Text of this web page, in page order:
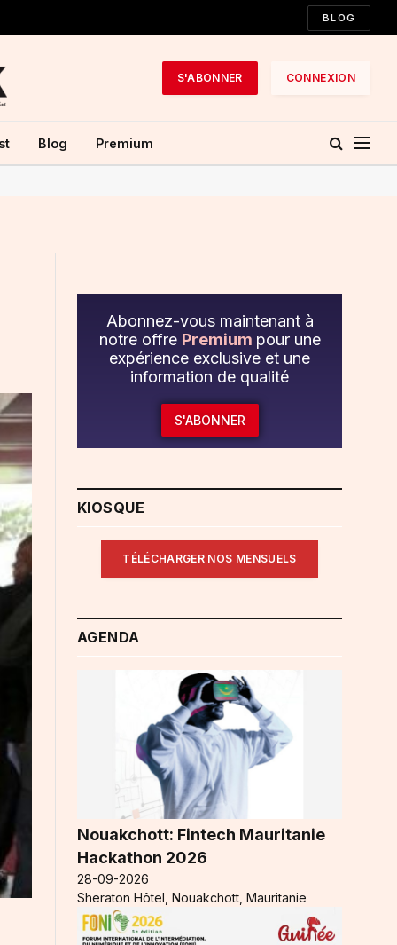
BLOG
S'ABONNER CONNEXION
Blog Premium
Abonnez-vous maintenant à
notre offre Premium pour une
expérience exclusive et une
information de qualité
S'ABONNER
KIOSQUE
TÉLÉCHARGER NOS MENSUELS
AGENDA
Nouakchott: Fintech Mauritanie
Hackathon 2026
28-09-2026
Sheraton Hôtel, Nouakchott, Mauritanie